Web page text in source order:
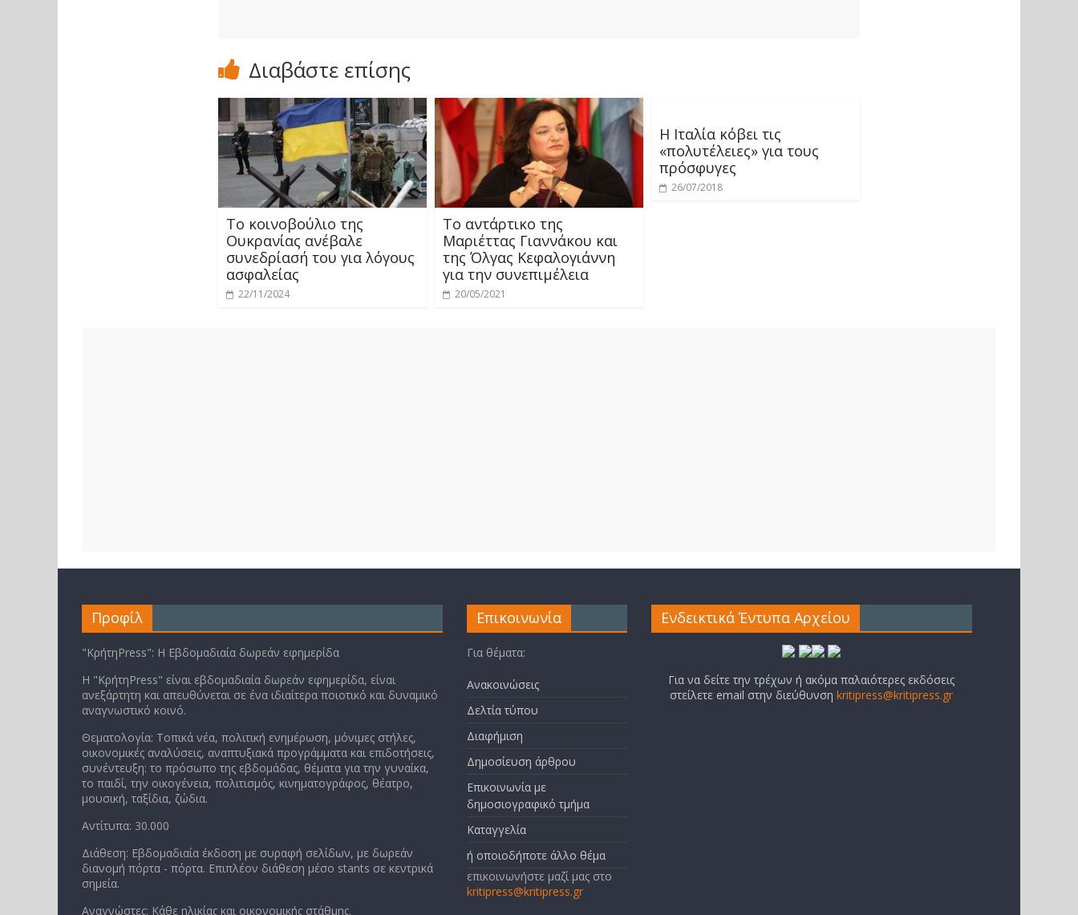
Διαβάστε επίσης
Το κοινοβούλιο της
Ουκρανίας ανέβαλε
συνεδρίασή του για λόγους
ασφαλείας
22/11/2024
Το αντάρτικο της
Μαριέττας Γιαννάκου και
της Όλγας Κεφαλογιάννη
για την συνεπιμέλεια
20/05/2021
Η Ιταλία κόβει τις
«πολυτέλειες» για τους
πρόσφυγες
26/07/2018
Προφίλ
"ΚρήτηPress": Η Εβδομαδιαία δωρεάν εφημερίδα
Η "ΚρήτηPress" είναι εβδομαδιαία δωρεάν εφημερίδα, είναι
ανεξάρτητη και απευθύνεται σε ένα ιδιαίτερα ποιοτικό και δυναμικό
αναγνωστικό κοινό.
Θεματολογία: Τοπικά νέα, πολιτική ενημέρωση, μόνιμες στήλες,
οικονομικές αναλύσεις, αναπτυξιακά προγράμματα και επιδοτήσεις,
συνέντευξη: το πρόσωπο της εβδομάδας, θέματα για την γυναίκα,
το παιδί, την οικογένεια, πολιτισμός, κινηματογράφος, θέατρο,
μουσική, ταξίδια, ζώδια.
Αντίτυπα: 30.000
Διάθεση: Εβδομαδιαία έκδοση με συραφή σελίδων, με δωρεάν
διανομή πόρτα - πόρτα. Επιπλέον διάθεση μέσο stants σε κεντρικά
σημεία.
Αναγνώστες: Κάθε ηλικίας και οικονομικής στάθμης.
Επικοινωνία
Για θέματα:
Ανακοινώσεις
Δελτία τύπου
Διαφήμιση
Δημοσίευση άρθρου
Επικοινωνία με
δημοσιογραφικό τμήμα
Καταγγελία
ή οποιοδήποτε άλλο θέμα
επικοινωνήστε μαζί μας στο
kritipress@kritipress.gr
Ενδεικτικά Έντυπα Αρχείου
Για να δείτε την τρέχων ή ακόμα παλαιότερες εκδόσεις
στείλετε email στην διεύθυνσηkritipress@kritipress.gr